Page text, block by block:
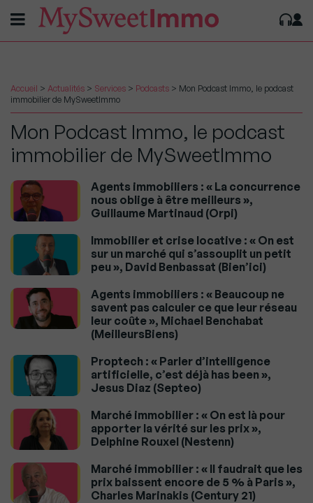
Accueil > Actualités > Services > Podcasts > Mon Podcast Immo, le podcast
immobilier de MySweetImmo
Mon Podcast Immo, le podcast
immobilier de MySweetImmo
Agents immobiliers : « La concurrence
nous oblige à être meilleurs »,
Guillaume Martinaud (Orpi)
Immobilier et crise locative : « On est
sur un marché qui s’assouplit un petit
peu », David Benbassat (Bien’ici)
Agents immobiliers : « Beaucoup ne
savent pas calculer ce que leur réseau
leur coûte », Michael Benchabat
(MeilleursBiens)
Proptech : « Parler d’intelligence
artificielle, c’est déjà has been »,
Jesus Diaz (Septeo)
Marché immobilier : « On est là pour
apporter la vérité sur les prix »,
Delphine Rouxel (Nestenn)
Marché immobilier : « Il faudrait que les
prix baissent encore de 5 % à Paris »,
Charles Marinakis (Century 21)